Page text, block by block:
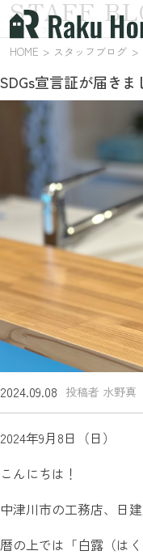
スタッフブログ
STAFF
HOME スタッフブログ
SDGs宣言証が届きま
2024.09.08 投稿者 水野真
2024年9月8日（日）
こんにちは！
中津川市の工務店、日
暦の上では「白露（は